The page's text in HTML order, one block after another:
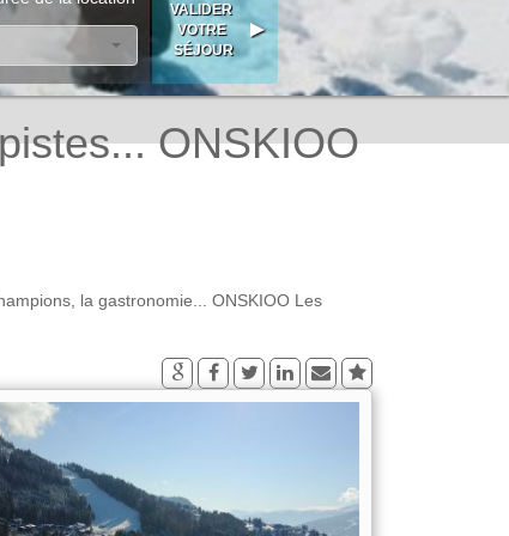
ONSKIOO
la gastronomie... ONSKIOO Les